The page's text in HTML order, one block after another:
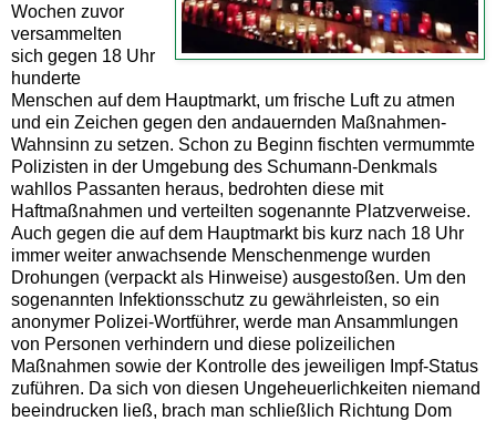
Wochen zuvor
versammelten
sich gegen 18 Uhr
hunderte
Menschen auf dem Hauptmarkt, um frische Luft zu atmen
und ein Zeichen gegen den andauernden Maßnahmen-
Wahnsinn zu setzen. Schon zu Beginn fischten vermummte
Polizisten in der Umgebung des Schumann-Denkmals
wahllos Passanten heraus, bedrohten diese mit
Haftmaßnahmen und verteilten sogenannte Platzverweise.
Auch gegen die auf dem Hauptmarkt bis kurz nach 18 Uhr
immer weiter anwachsende Menschenmenge wurden
Drohungen (verpackt als Hinweise) ausgestoßen. Um den
sogenannten Infektionsschutz zu gewährleisten, so ein
anonymer Polizei-Wortführer, werde man Ansammlungen
von Personen verhindern und diese polizeilichen
Maßnahmen sowie der Kontrolle des jeweiligen Impf-Status
zuführen. Da sich von diesen Ungeheuerlichkeiten niemand
beeindrucken ließ, brach man schließlich Richtung Dom